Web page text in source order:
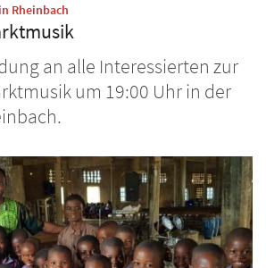
Rheinbach
an alle Interessierten zur
um 19:00 Uhr in der